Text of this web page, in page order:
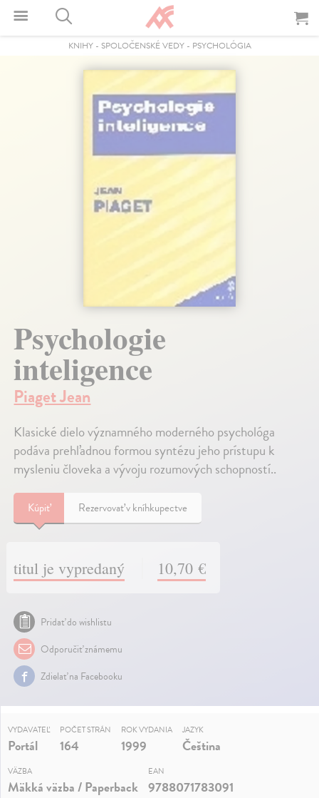
KNIHY- SPOLOČENSKÉ VEDY- PSYCHOLÓGIA
Psychologie
inteligence
Piaget Jean
Klasické dielo významného moderného psychológa
podáva prehľadnou formou syntézu jeho prístupu k
mysleniu človeka a vývoju rozumových schopností..
Kúpiť Rezervovať v kníhkupectve
titul je vypredaný 10,70 €
Pridať do wishlistu
Odporučiť známemu
Zdielať na Facebooku
VYDAVATEĽ
Portál
POČET STRÁN
164
ROK VYDANIA
1999
JAZYK
Čeština
VÄZBA
Mäkká väzba / Paperback
EAN
9788071783091